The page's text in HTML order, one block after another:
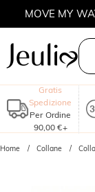
MOVE MY
Gratis
Spedizione
Per Ordine
90,00 €+
Home Collane